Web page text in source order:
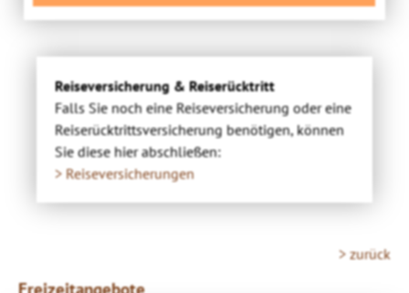
Reiseversicherung & Reiserücktritt
Falls Sie noch eine Reiseversicherung oder eine
Reiserücktrittsversicherung benötigen, können
Sie diese hier abschließen:
> Reiseversicherungen
> zurück